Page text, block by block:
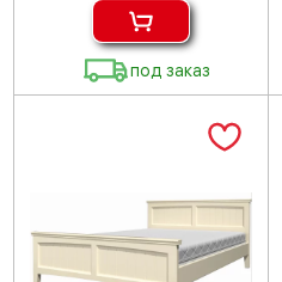
под заказ